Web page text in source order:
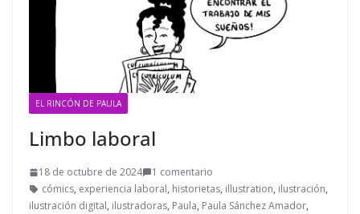
EL RINCÓN DE PAULA
Limbo laboral
18 de octubre de 2024
1 comentario
cómics, experiencia laboral, historietas, illustration, ilustración,
ilustración digital, ilustradoras, Paula, Paula Sánchez Amador,